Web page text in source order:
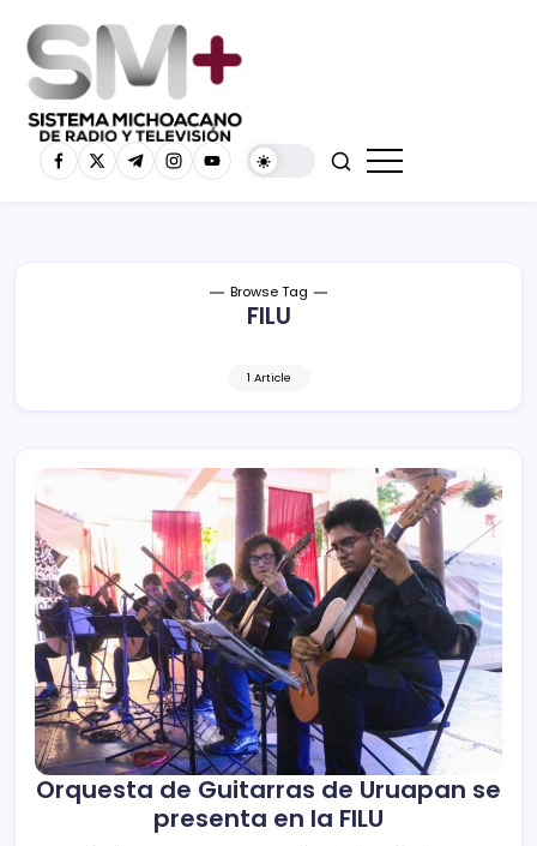
Browse Tag
FILU
1 Article
Orquesta de Guitarras de Uruapan se
presenta en la FILU